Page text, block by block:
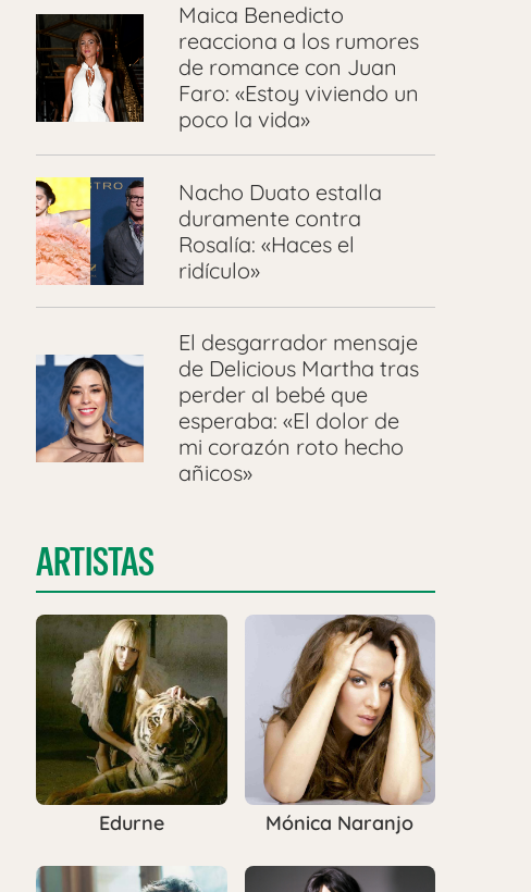
Maica Benedicto
reacciona a los rumores
de romance con Juan
Faro: «Estoy viviendo un
poco la vida»
Nacho Duato estalla
duramente contra
Rosalía: «Haces el
ridículo»
El desgarrador mensaje
de Delicious Martha tras
perder al bebé que
esperaba: «El dolor de
mi corazón roto hecho
añicos»
ARTISTAS
Edurne Mónica Naranjo